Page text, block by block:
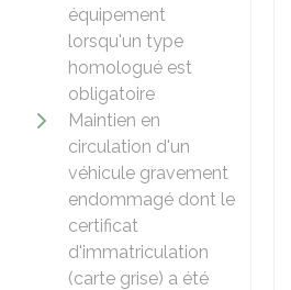
équipement
lorsqu'un type
homologué est
obligatoire
Maintien en
circulation d'un
véhicule gravement
endommagé dont le
certificat
d'immatriculation
(carte grise) a été